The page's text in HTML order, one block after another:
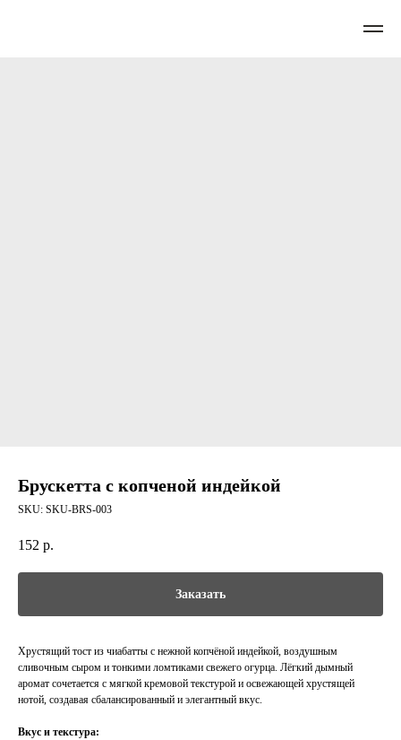
Брускетта с копченой индейкой
SKU: SKU-BRS-003
152 р.
Заказать
Хрустящий тост из чиабатты с нежной копчёной индейкой, воздушным
сливочным сыром и тонкими ломтиками свежего огурца. Лёгкий дымный
аромат сочетается с мягкой кремовой текстурой и освежающей хрустящей
нотой, создавая сбалансированный и элегантный вкус.
Вкус и текстура: